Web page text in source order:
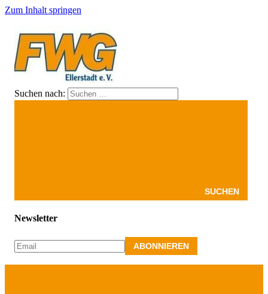
Zum Inhalt springen
FWG
Hier
Ellerstadt,
Ellerstadt.
Suchen nach:
SUCHEN
Newsletter